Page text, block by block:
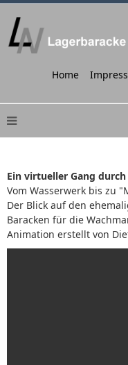
Home
Ein virtueller Gang
Vom Wasserwerk bis zu
Der Blick auf den
Baracken für die
Animation erstellt von